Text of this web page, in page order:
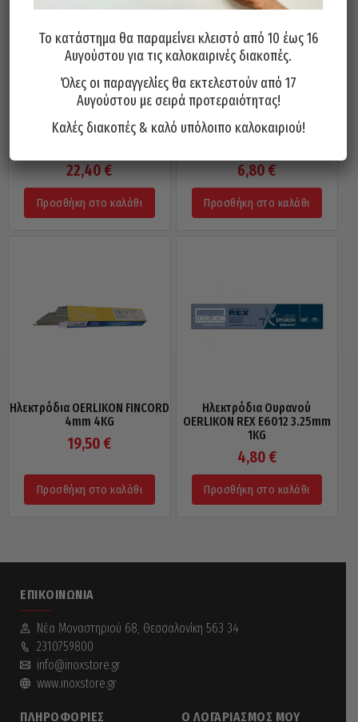
Ηλεκτρόδια Για Ανοξείδωτα
22,40€
Προσθήκη στο καλάθι
Σύρμα Καλάι LUCKHAUS
6,80€
Προσθήκη στο καλάθι
Ηλεκτρόδια OERLIKON FINCORD
4mm 4KG
19,50€
Προσθήκη στο καλάθι
Ηλεκτρόδια Ουρανού
OERLIKON REX E6012 3.25mm
1KG
4,80 €
Προσθήκη στο καλάθι
ΕΠΙΚΟΙΝΩΝΊΑ
Νέα Mοναστηριού 68, Θεσσαλονίκη 563 34
2310759800
info@inoxstore.gr
www.inoxstore.gr
ΠΛΗΡΟΦΟΡΊΕΣ Ο ΛΟΓΑΡΙΑΣΜΌΣ ΜΟΥ
Το κατάστημα θα παραμείνει κλειστό από 10 έως 16
Αυγούστου για τις καλοκαιρινές διακοπές.
Όλες οι παραγγελίες θα εκτελεστούν από 17
Αυγούστου με σειρά προτεραιότητας!
Καλές διακοπές & καλό υπόλοιπο καλοκαιριού!